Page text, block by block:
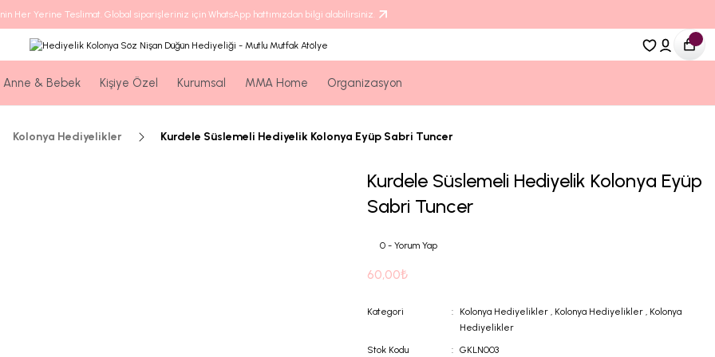
Her Yerine Teslimat. Global siparişleriniz için WhatsApp hattımızdan bilgi alabilirsiniz.
Anne & Bebek Kişiye Özel Kurumsal MMA Home Organizasyon
Kolonya Hediyelikler Kurdele Süslemeli Hediyelik Kolonya Eyüp Sabri Tuncer
Kurdele Süslemeli Hediyelik Kolonya Eyüp
Sabri Tuncer
0 - Yorum Yap
60,00₺
Kategori Kolonya Hediyelikler , Kolonya Hediyelikler , Kolonya
Hediyelikler
Stok Kodu
GKLN003